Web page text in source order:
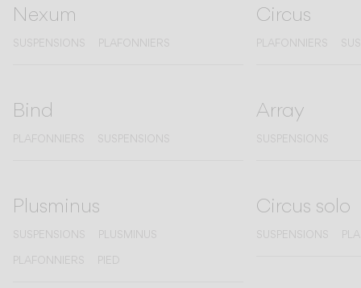
Téléchargements
Espace Professionnel
LANGUE
Italiano Deutsch
Nexum
SUSPENSIONS PLAFONNIERS
Circus
PLAFONNIERS
Bind
PLAFONNIERS SUSPENSIONS
Array
SUSPENSIONS
Plusminus
SUSPENSIONS
PLUSMINUS
PLAFONNIERS
PIED
Circus solo
SUSPENSIONS